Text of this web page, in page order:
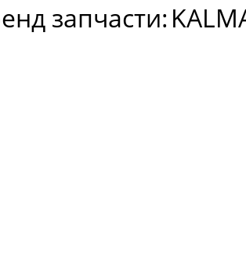
запчасти: